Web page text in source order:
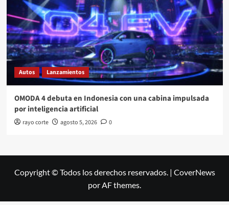
Autos Lanzamientos
OMODA 4 debuta en Indonesia con una cabina impulsada
por inteligencia artificial
rayo corte agosto 5, 2026 0
Copyright © Todos los derechos reservados. | CoverNews
por AF themes.